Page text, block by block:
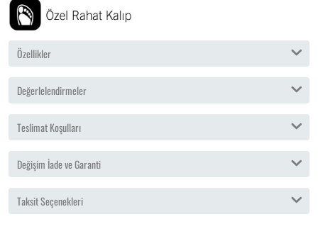
Özellikler
Değerlelendirmeler
Teslimat Koşulları
Değişim İade ve Garanti
Taksit Seçenekleri